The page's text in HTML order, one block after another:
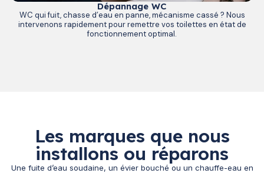
Dépannage WC
WC qui fuit, chasse d’eau en panne, mécanisme cassé ? Nous
intervenons rapidement pour remettre vos toilettes en état de
fonctionnement optimal.
Les marques que nous
installons ou réparons
Une fuite d’eau soudaine, un évier bouché ou un chauffe-eau en